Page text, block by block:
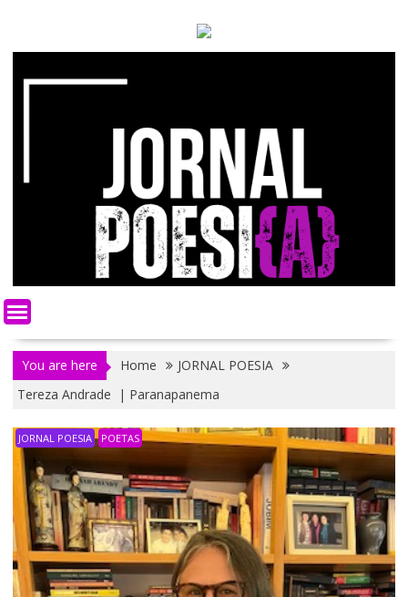
You are here Home
JORNAL POESIA
Tereza Andrade | Paranapanema
JORNAL POESIA POETAS